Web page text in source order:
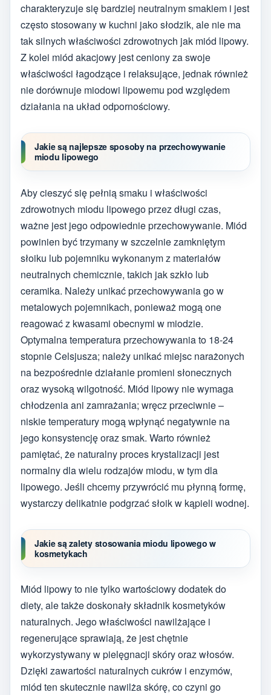
charakteryzuje się bardziej neutralnym smakiem i jest
często stosowany w kuchni jako słodzik, ale nie ma
tak silnych właściwości zdrowotnych jak miód lipowy.
Z kolei miód akacjowy jest ceniony za swoje
właściwości łagodzące i relaksujące, jednak również
nie dorównuje miodowi lipowemu pod względem
działania na układ odpornościowy.
Jakie są najlepsze sposoby na przechowywanie
miodu lipowego
Aby cieszyć się pełnią smaku i właściwości
zdrowotnych miodu lipowego przez długi czas,
ważne jest jego odpowiednie przechowywanie. Miód
powinien być trzymany w szczelnie zamkniętym
słoiku lub pojemniku wykonanym z materiałów
neutralnych chemicznie, takich jak szkło lub
ceramika. Należy unikać przechowywania go w
metalowych pojemnikach, ponieważ mogą one
reagować z kwasami obecnymi w miodzie.
Optymalna temperatura przechowywania to 18-24
stopnie Celsjusza; należy unikać miejsc narażonych
na bezpośrednie działanie promieni słonecznych
oraz wysoką wilgotność. Miód lipowy nie wymaga
chłodzenia ani zamrażania; wręcz przeciwnie –
niskie temperatury mogą wpłynąć negatywnie na
jego konsystencję oraz smak. Warto również
pamiętać, że naturalny proces krystalizacji jest
normalny dla wielu rodzajów miodu, w tym dla
lipowego. Jeśli chcemy przywrócić mu płynną formę,
wystarczy delikatnie podgrzać słoik w kąpieli wodnej.
Jakie są zalety stosowania miodu lipowego w
kosmetykach
Miód lipowy to nie tylko wartościowy dodatek do
diety, ale także doskonały składnik kosmetyków
naturalnych. Jego właściwości nawilżające i
regenerujące sprawiają, że jest chętnie
wykorzystywany w pielęgnacji skóry oraz włosów.
Dzięki zawartości naturalnych cukrów i enzymów,
miód ten skutecznie nawilża skórę, co czyni go